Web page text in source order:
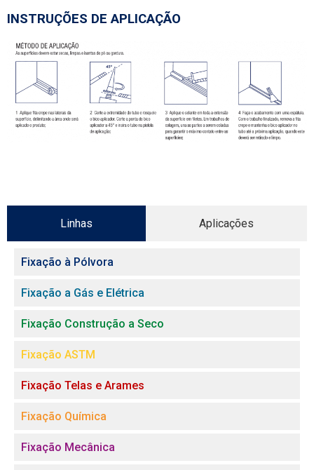
INSTRUÇÕES DE APLICAÇÃO
Linhas Aplicações
Fixação à Pólvora
Fixação a Gás e Elétrica
Fixação Construção a Seco
Fixação ASTM
Fixação Telas e Arames
Fixação Química
Fixação Mecânica